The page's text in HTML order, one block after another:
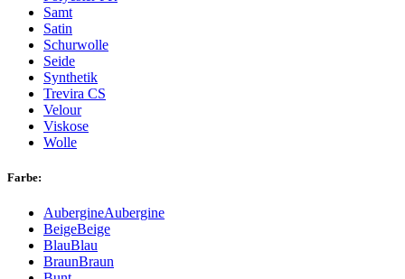
Samt
Satin
Schurwolle
Seide
Synthetik
Trevira CS
Velour
Viskose
Wolle
Farbe:
AubergineAubergine
BeigeBeige
BlauBlau
BraunBraun